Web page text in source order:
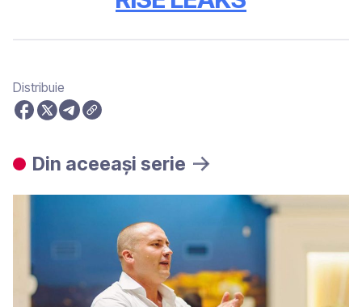
Distribuie
Din aceeași serie